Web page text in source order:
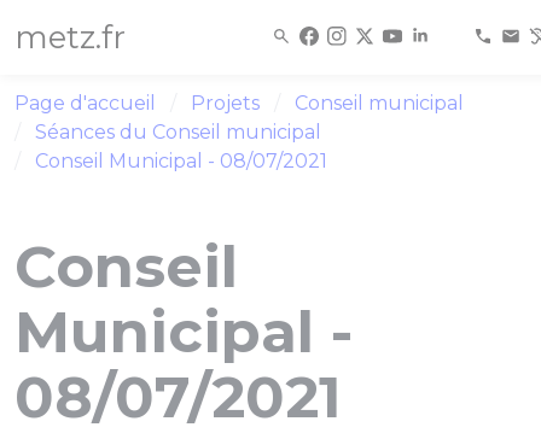
metz.fr
Page d'accueil Projets
Conseil municipal
Séances du Conseil municipal
Conseil Municipal - 08/07/2021
Conseil
Municipal -
08/07/2021